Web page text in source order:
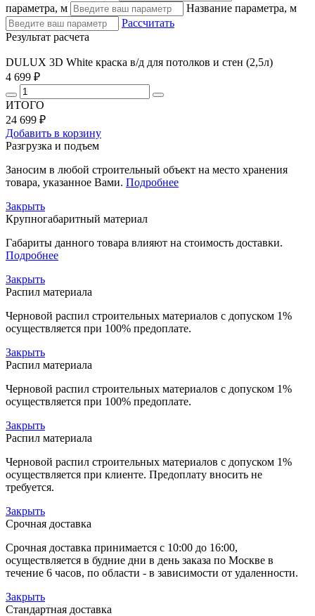
параметра, м
Название параметра, м
Рассчитать
Результат расчета
DULUX 3D White краска в/д для потолков и стен (2,5л)
4 699 ₽
ИТОГО
24 699 ₽
Добавить в корзину
Разгрузка и подъем
Заносим в любой строительный объект на место хранения
товара, указанное Вами. Подробнее
Закрыть
Крупногабаритный материал
Габариты данного товара влияют на стоимость доставки.
Подробнее
Закрыть
Распил материала
Черновой распил строительных материалов с допуском 1%
осуществляется при 100% предоплате.
Закрыть
Распил материала
Черновой распил строительных материалов с допуском 1%
осуществляется при 100% предоплате.
Закрыть
Распил материала
Черновой распил строительных материалов с допуском 1%
осуществляется при клиенте. Предоплату вносить не
требуется.
Закрыть
Срочная доставка
Срочная доставка принимается с 10:00 до 16:00,
осуществляется в будние дни в день заказа по Москве в
течение 6 часов, по области - в зависимости от удаленности.
Закрыть
Стандартная доставка